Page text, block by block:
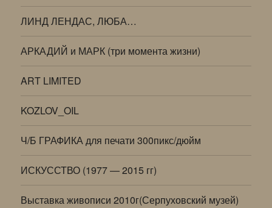
ЛИНД ЛЕНДАС, ЛЮБА…
АРКАДИЙ и МАРК (три момента жизни)
ART LIMITED
KOZLOV_OIL
Ч/Б ГРАФИКА для печати 300пикс/дюйм
ИСКУССТВО (1977 — 2015 гг)
Выставка живописи 2010г(Серпуховский музей)